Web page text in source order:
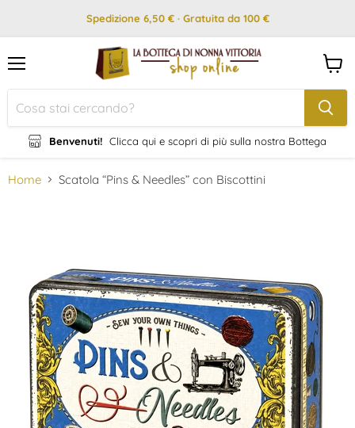
Spedizione 6,50 € · Gratuita da 100 €
Benvenuti! Clicca qui e scopri di più sulla nostra Bottega
il
Home Scatola “Pins & Needles” con Biscottini